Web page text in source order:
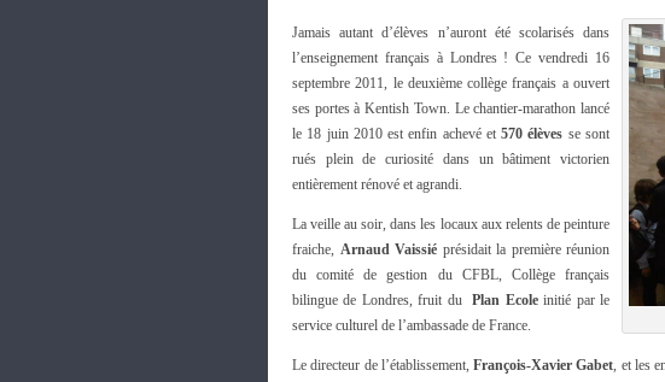
Jamais autant d’élèves n’auront été scolarisés dans
l’enseignement français à Londres ! Ce vendredi 16
septembre 2011, le deuxième collège français a ouvert
ses portes à Kentish Town. Le chantier-marathon lancé
le 18 juin 2010 est enfin achevé et570 élèves se sont
rués plein de curiosité dans un bâtiment victorien
entièrement rénové et agrandi.
La veille au soir, dans les locaux aux relents de peinture
fraiche, Arnaud Vaissié présidait la première réunion
du comité de gestion du CFBL, Collège français
bilingue de Londres, fruit duPlan Ecoleinitié par le
service culturel de l’ambassade de France.
Le directeur de l’établissement,François-Xavier Gabet, et les